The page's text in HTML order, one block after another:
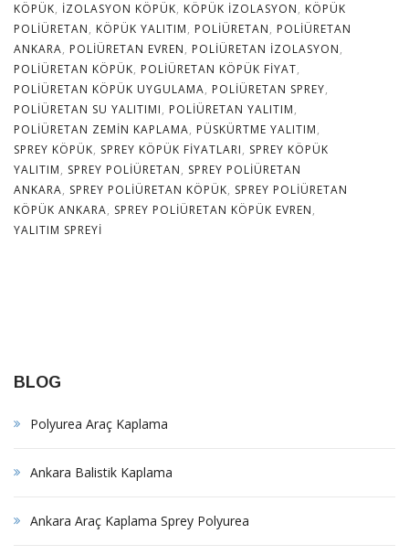
KÖPÜK, IZOLASYON KÖPÜK, KÖPÜK IZOLASYON, KÖPÜK
POLIÜRETAN, KÖPÜK YALITIM, POLIÜRETAN, POLIÜRETAN
ANKARA, POLIÜRETAN EVREN, POLIÜRETAN IZOLASYON,
POLIÜRETAN KÖPÜK, POLIÜRETAN KÖPÜK FIYAT,
POLIÜRETAN KÖPÜK UYGULAMA, POLIÜRETAN SPREY,
POLIÜRETAN SU YALITIMI, POLIÜRETAN YALITIM,
POLIÜRETAN ZEMIN KAPLAMA, PÜSKÜRTME YALITIM,
SPREY KÖPÜK, SPREY KÖPÜK FIYATLARI, SPREY KÖPÜK
YALITIM, SPREY POLIÜRETAN, SPREY POLIÜRETAN
ANKARA, SPREY POLIÜRETAN KÖPÜK, SPREY POLIÜRETAN
KÖPÜK ANKARA, SPREY POLIÜRETAN KÖPÜK EVREN,
YALITIM SPREYI
BLOG
Polyurea Araç Kaplama
Ankara Balistik Kaplama
Ankara Araç Kaplama Sprey Polyurea